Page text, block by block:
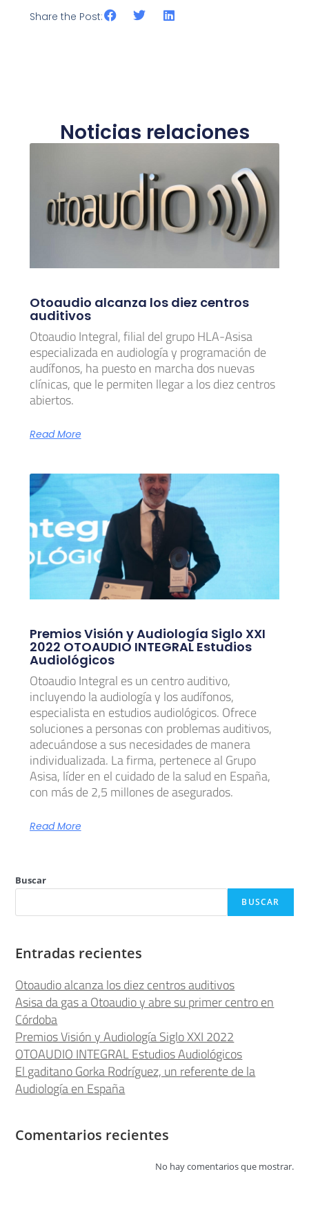
Share the Post:
Noticias relaciones
Otoaudio alcanza los diez centros
auditivos
Otoaudio Integral, filial del grupo HLA-Asisa
especializada en audiología y programación de
audífonos, ha puesto en marcha dos nuevas
clínicas, que le permiten llegar a los diez centros
abiertos.
Read More
Premios Visión y Audiología Siglo XXI
2022 OTOAUDIO INTEGRAL Estudios
Audiológicos
Otoaudio Integral es un centro auditivo,
incluyendo la audiología y los audífonos,
especialista en estudios audiológicos. Ofrece
soluciones a personas con problemas auditivos,
adecuándose a sus necesidades de manera
individualizada. La firma, pertenece al Grupo
Asisa, líder en el cuidado de la salud en España,
con más de 2,5 millones de asegurados.
Read More
Buscar
BUSCAR
Entradas recientes
Otoaudio alcanza los diez centros auditivos
Asisa da gas a Otoaudio y abre su primer centro en
Córdoba
Premios Visión y Audiología Siglo XXI 2022
OTOAUDIO INTEGRAL Estudios Audiológicos
El gaditano Gorka Rodríguez, un referente de la
Audiología en España
Comentarios recientes
No hay comentarios que mostrar.